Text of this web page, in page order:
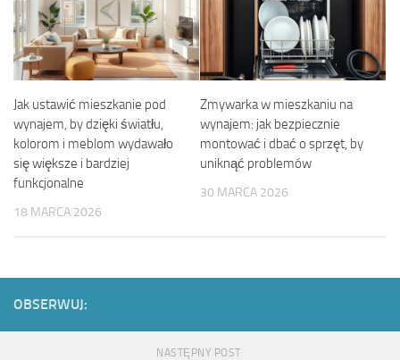
Jak ustawić mieszkanie pod
wynajem, by dzięki światłu,
kolorom i meblom wydawało
się większe i bardziej
funkcjonalne
18 MARCA 2026
Zmywarka w mieszkaniu na
wynajem: jak bezpiecznie
montować i dbać o sprzęt, by
uniknąć problemów
30 MARCA 2026
OBSERWUJ:
NASTĘPNY POST